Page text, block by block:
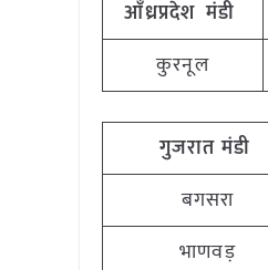
आँध्रप्रदेश मंडी
कुरनूल
गुजरात मंडी
बगसरा
भाणवड़